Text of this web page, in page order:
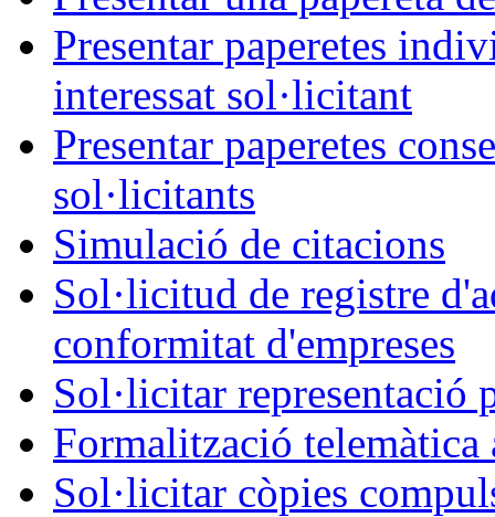
Presentar paperetes
interessat sol·licitant
Presentar paperetes
sol·licitants
Simulació de citacions
Sol·licitud de registre
conformitat d'empreses
Sol·licitar representació
Formalització telemàtica
Sol·licitar còpies